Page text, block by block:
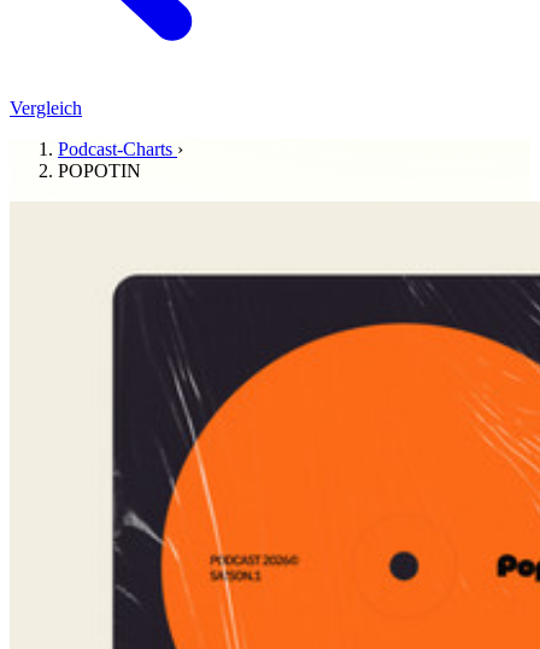
Vergleich
Podcast-Charts ›
POPOTIN